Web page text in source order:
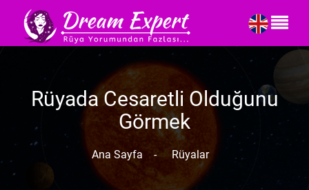
Rüyada Cesaretli Olduğunu
Görmek
Ana Sayfa - Rüyalar